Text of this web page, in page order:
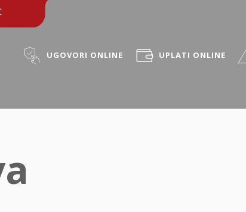
UGOVORI ONLINE UPLATI ONLINE